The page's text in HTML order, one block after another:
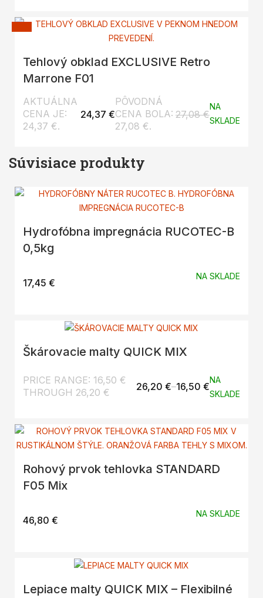
Tehlový obklad EXCLUSIVE Retro
Marrone F01
27,08€
PÔVODNÁ
CENA BOLA:
27,08 €.
24,37€
AKTUÁLNA
CENA JE:
24,37 €.
NA
SKLADE
Súvisiace produkty
Hydrofóbna impregnácia RUCOTEC-B
0,5kg
17,45 €
NA SKLADE
Škárovacie malty QUICK MIX
16,50 €
–
26,20 €
PRICE RANGE: 16,50 €
THROUGH 26,20 €
NA
SKLADE
Rohový prvok tehlovka STANDARD
F05 Mix
46,80 €
NA SKLADE
Lepiace malty QUICK MIX – Flexibilné